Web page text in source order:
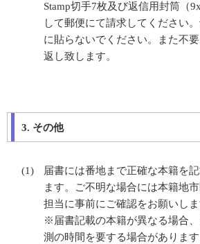
Stamp切手7枚及び返信用封筒（
して郵便にて請求してください
に貼らないでください。また不
返し致します。
3. その他
(1)
届書には番地まで正確な本籍を
ます。ご不明な場合には本籍地
担当に事前にご確認をお願いしま
※届書記載の本籍が異なる場合
測の時間を要する場合があります